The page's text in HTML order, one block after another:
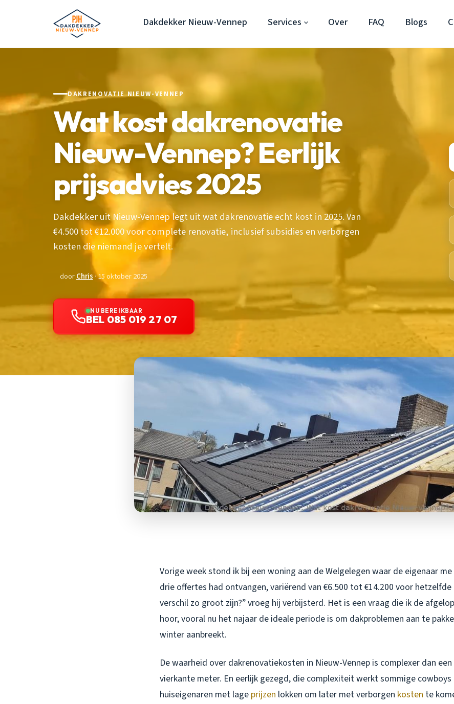
Dakdekker Nieuw-Vennep Services Over FAQ Blogs
DAKRENOVATIE NIEUW-VENNEP
Wat kost dakrenovatie
Nieuw-Vennep? Eerlijk
prijsadvies 2025
Dakdekker uit Nieuw-Vennep legt uit wat dakrenovatie echt kost in 2025. Van
€4.500 tot €12.000 voor complete renovatie, inclusief subsidies en verborgen
kosten die niemand je vertelt.
doorChris· 15 oktober 2025
NU BEREIKBAAR
BEL 085 019 27 07
Vorige week stond ik bij een woning aan de Welgelegen waar de eigenaar
drie offertes had ontvangen, variërend van €6.500 tot €14.200 voor
verschil zo groot zijn?” vroeg hij verbijsterd. Het is een vraag die ik de
hoor, vooral nu het najaar de ideale periode is om dakproblemen aan te
winter aanbreekt.
De waarheid over dakrenovatiekosten in Nieuw-Vennep is complexer dan
vierkante meter. En eerlijk gezegd, die complexiteit werkt sommige cowboys
huiseigenaren met lage prijzen lokken om later met verborgen kosten te